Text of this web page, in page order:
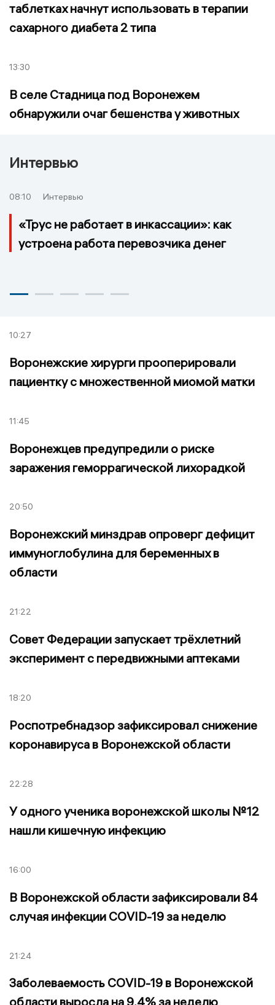
таблетках начнут использовать в терапии
сахарного диабета 2 типа
13:30
В селе Стадница под Воронежем
обнаружили очаг бешенства у животных
Интервью
08:10 Интервью
«Трус не работает в инкассации»: как
устроена работа перевозчика денег
10:27
Воронежские хирурги прооперировали
пациентку с множественной миомой матки
11:45
Воронежцев предупредили о риске
заражения геморрагической лихорадкой
20:50
Воронежский минздрав опроверг дефицит
иммуноглобулина для беременных в
области
21:22
Совет Федерации запускает трёхлетний
эксперимент с передвижными аптеками
18:20
Роспотребнадзор зафиксировал снижение
коронавируса в Воронежской области
22:28
У одного ученика воронежской школы №12
нашли кишечную инфекцию
16:00
В Воронежской области зафиксировали 84
случая инфекции COVID-19 за неделю
21:24
Заболеваемость COVID-19 в Воронежской
области выросла на 9,4% за неделю